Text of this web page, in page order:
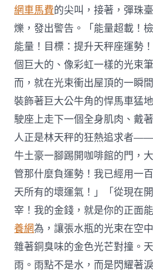
網車馬費的尖叫，接著，彈珠
爍，發出警告。「能量超載！
能量！目標：提升天秤座運勢
個巨大的、像彩虹一樣的光束
而，就在光束衝出屋頂的一瞬
裝飾著巨大公牛角的悍馬車猛
駛座上走下一個全身肌肉、戴
人正是林天秤的狂熱追求者——
牛土豪一腳踢開咖啡館的門，
管那什麼負運勢！我已經用一
天所有的壞運氣！」「從現在
宰！我的金錢，就是你的正面
養網為，讓張水瓶的光束在空
雜著銅臭味的金色光芒對撞。
雨。雨點不是水，而是閃耀著